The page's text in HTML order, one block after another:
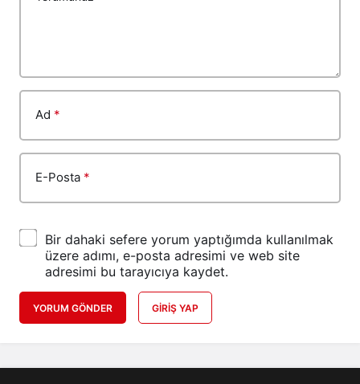
Ad *
E-Posta *
Bir dahaki sefere yorum yaptığımda kullanılmak
üzere adımı, e-posta adresimi ve web site
adresimi bu tarayıcıya kaydet.
YORUM GÖNDER GIRIŞ YAP